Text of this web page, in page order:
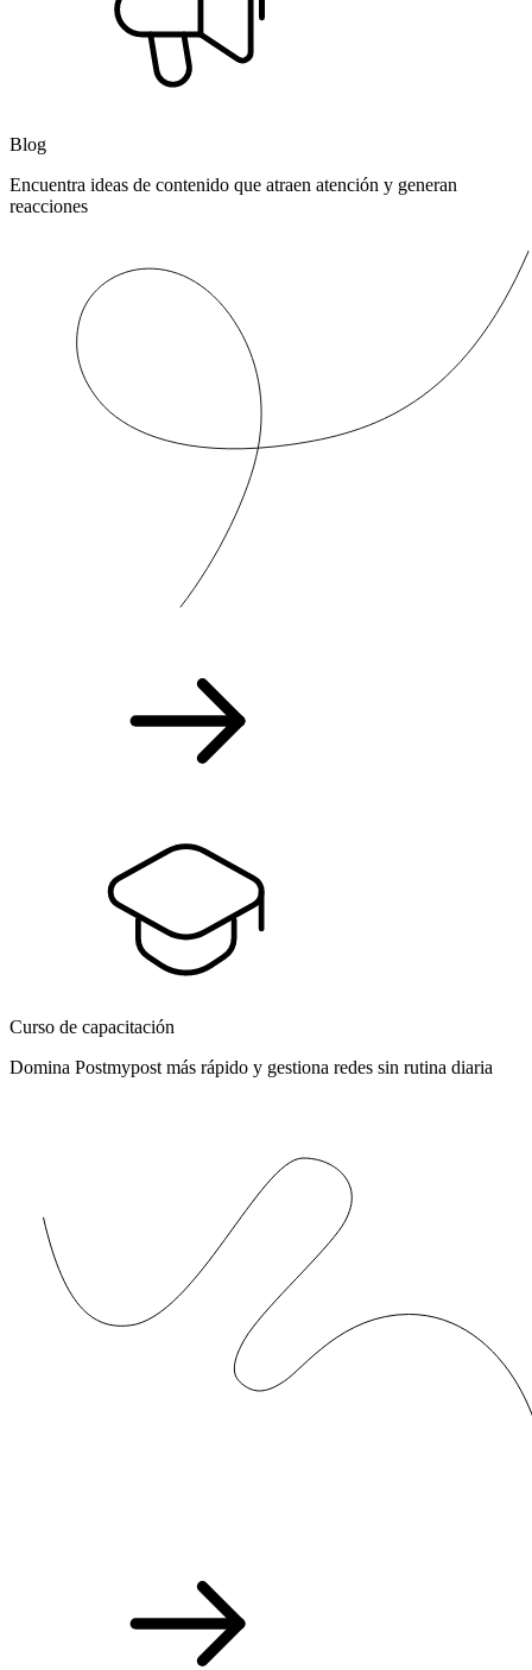
Blog
Encuentra ideas de contenido que atraen atención y generan
reacciones
Curso de capacitación
Domina Postmypost más rápido y gestiona redes sin rutina diaria